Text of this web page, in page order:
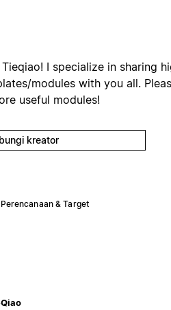
I specialize in sharing
modules with you all.
useful modules!
kreator
Perencanaan & Target